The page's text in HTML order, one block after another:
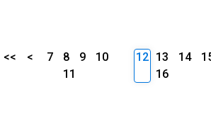
<< < 7 8 9
10
11
12 13 14
16